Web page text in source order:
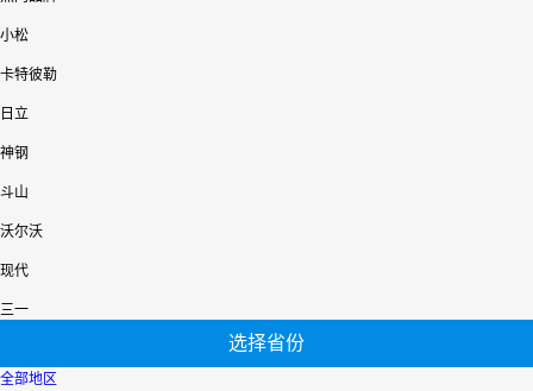
小松
卡特彼勒
日立
神钢
斗山
沃尔沃
现代
三一
选择省份
全部地区